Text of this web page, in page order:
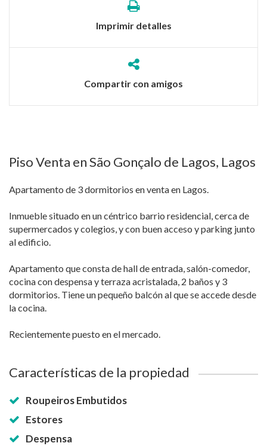
Imprimir detalles
Compartir con amigos
Piso Venta en São Gonçalo de Lagos, Lagos
Apartamento de 3 dormitorios en venta en Lagos.
Inmueble situado en un céntrico barrio residencial, cerca de
supermercados y colegios, y con buen acceso y parking junto
al edificio.
Apartamento que consta de hall de entrada, salón-comedor,
cocina con despensa y terraza acristalada, 2 baños y 3
dormitorios. Tiene un pequeño balcón al que se accede desde
la cocina.
Recientemente puesto en el mercado.
Características de la propiedad
Roupeiros Embutidos
Estores
Despensa